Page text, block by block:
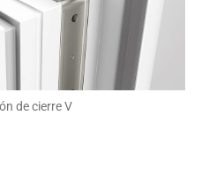
de cierre V